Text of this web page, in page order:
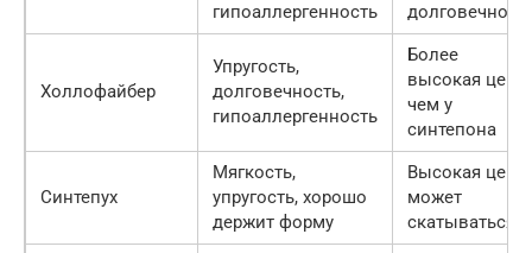
гипоаллергенность
Холлофайбер
Упругость,
долговечность,
гипоаллергенность
Более
высокая цена,
чем у
синтепона
Синтепух
Мягкость,
упругость, хорошо
держит форму
Высокая цена,
может
скатываться